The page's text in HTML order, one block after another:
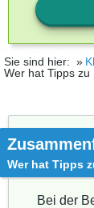
Sie sind hier:
Wer hat Tipps
Wer hat Tipps
Bei der